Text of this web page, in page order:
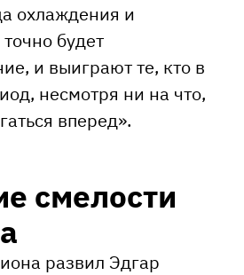
охлаждения и
будет
и выиграют те, кто в
несмотря ни на что,
вперед».
смелости
развил Эдгар